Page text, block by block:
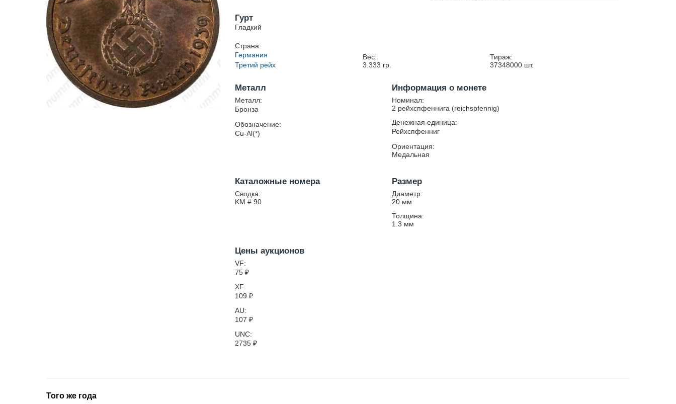
Гурт
Гладкий
Страна:
Германия
Третий рейх
Вес:
3.333 гр.
Тираж:
37348000 шт.
Металл
Металл:
Бронза
Обозначение:
Cu-Al(*)
Информация о монете
Номинал:
2 рейхспфеннига (reichspfennig)
Денежная единица:
Рейхспфенниг
Ориентация:
Медальная
Каталожные номера
Сводка:
KM # 90
Размер
Диаметр:
20 мм
Толщина:
1.3 мм
Цены аукционов
VF:
75 ₽
XF:
109 ₽
AU:
107 ₽
UNC:
2735 ₽
Того же года